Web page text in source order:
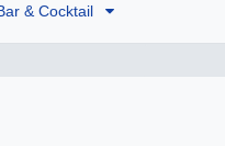
& Cocktail